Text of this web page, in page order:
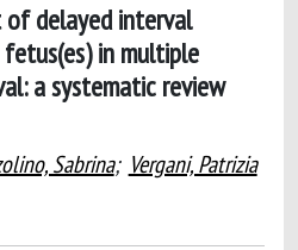
delayed interval
in multiple
a systematic review
Sabrina; Vergani, Patrizia